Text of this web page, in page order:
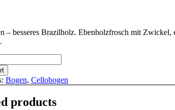
– besseres Brazilholz. Ebenholzfrosch mit Zwickel,
Bogen, Cellobogen
products